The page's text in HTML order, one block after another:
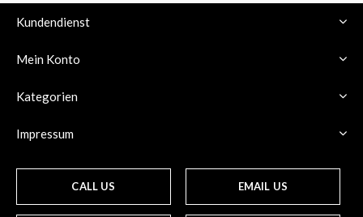
Kundendienst
Mein Konto
Kategorien
Impressum
CALL US EMAIL US